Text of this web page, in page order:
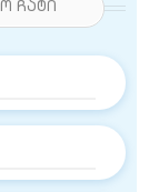
ჩატი